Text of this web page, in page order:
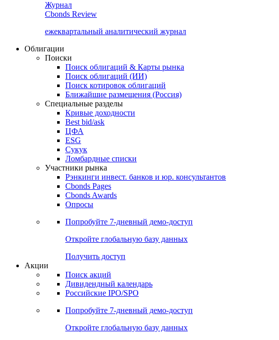
Журнал
Cbonds Review
ежеквартальный аналитический журнал
Облигации
Поиски
Поиск облигаций & Карты рынка
Поиск облигаций (ИИ)
Поиск котировок облигаций
Ближайшие размещения (Россия)
Специальные разделы
Кривые доходности
Best bid/ask
ЦФА
ESG
Сукук
Ломбардные списки
Участники рынка
Рэнкинги инвест. банков и юр. консультантов
Cbonds Pages
Cbonds Awards
Опросы
Попробуйте 7-дневный демо-доступ
Откройте глобальную базу данных
Получить доступ
Акции
Поиск акций
Дивидендный календарь
Российские IPO/SPO
Попробуйте 7-дневный демо-доступ
Откройте глобальную базу данных